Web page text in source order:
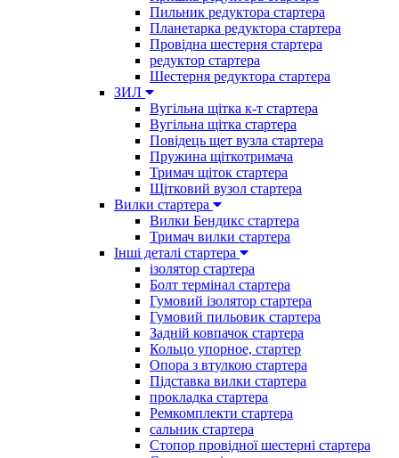
Пильник редуктора стартера
Планетарка редуктора стартера
Провідна шестерня стартера
редуктор стартера
Шестерня редуктора стартера
ЗИЛ
Вугільна щітка к-т стартера
Вугільна щітка стартера
Повідець щет вузла стартера
Пружина щіткотримача
Тримач щіток стартера
Щітковий вузол стартера
Вилки стартера
Вилки Бендикс стартера
Тримач вилки стартера
Інші деталі стартера
ізолятор стартера
Болт термінал стартера
Гумовий ізолятор стартера
Гумовий пильовик стартера
Задній ковпачок стартера
Кольцо упорное, стартер
Опора з втулкою стартера
Підставка вилки стартера
прокладка стартера
Ремкомплекти стартера
сальник стартера
Стопор провідної шестерні стартера